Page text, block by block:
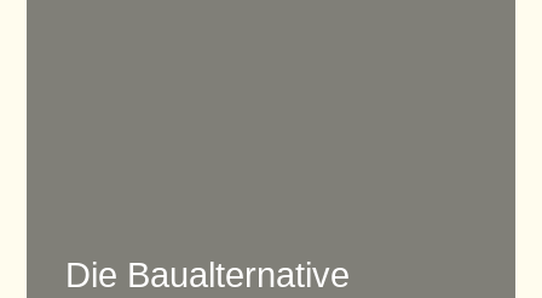
Die Baualternative